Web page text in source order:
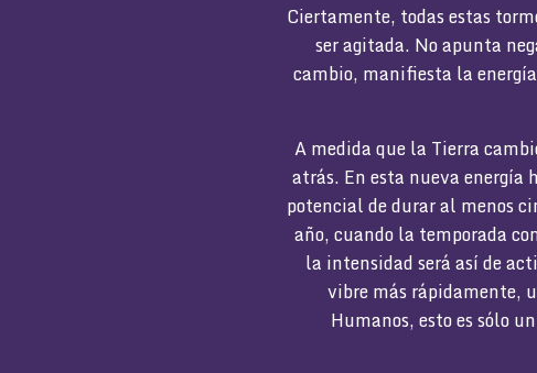
Ciertamente, todas estas
ser agitada. No apunta
cambio, manifiesta la
A medida que la Tierra
atrás. En esta nueva energía
potencial de durar al menos
año, cuando la temporada
la intensidad será así de
vibre más rápidamente,
Humanos, esto es sólo